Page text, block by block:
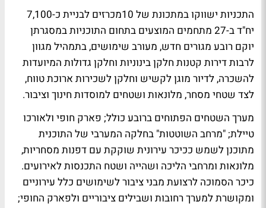
התכניות ישווקו במתכונת של 10מכרזים לבניית כ-7,100
יח"ד ב-27 מתחמים המוצעים בתחום התוכניות במסגרתן
יוקם רובע מגורים חדש, מעורב שימושים, בתמהיל מגוון
לרבות דירות קטנות חלקן בינוניות וחלקן גדולות המיועדות
להשכרה, לדיור מוגן לקשיש וחלקן לשכירות ארוכת טווח,
לצד שטחי מסחר, מלונאות ושטחים למוסדות חינוך וציבור.
מערך השטחים הפתוחים ברובע כולל; פארק חופי ולאורכו
טיילת; "מרחב השוטטות" בחלקה המערבי של התוכנית
מתוכנן לשמש ככיכר עירונית שוקקת עם דפנות מסחריות,
מלונאות ומרחבי הליכה ושהייה ושטח התכנסות לאירועים.
כיכר הסמוכה לרצועת מבני ציבור לשימושים כלל עירוניים
ומקושרת למערך רחובות ושבילים ציבוריים ולפארק החופי;